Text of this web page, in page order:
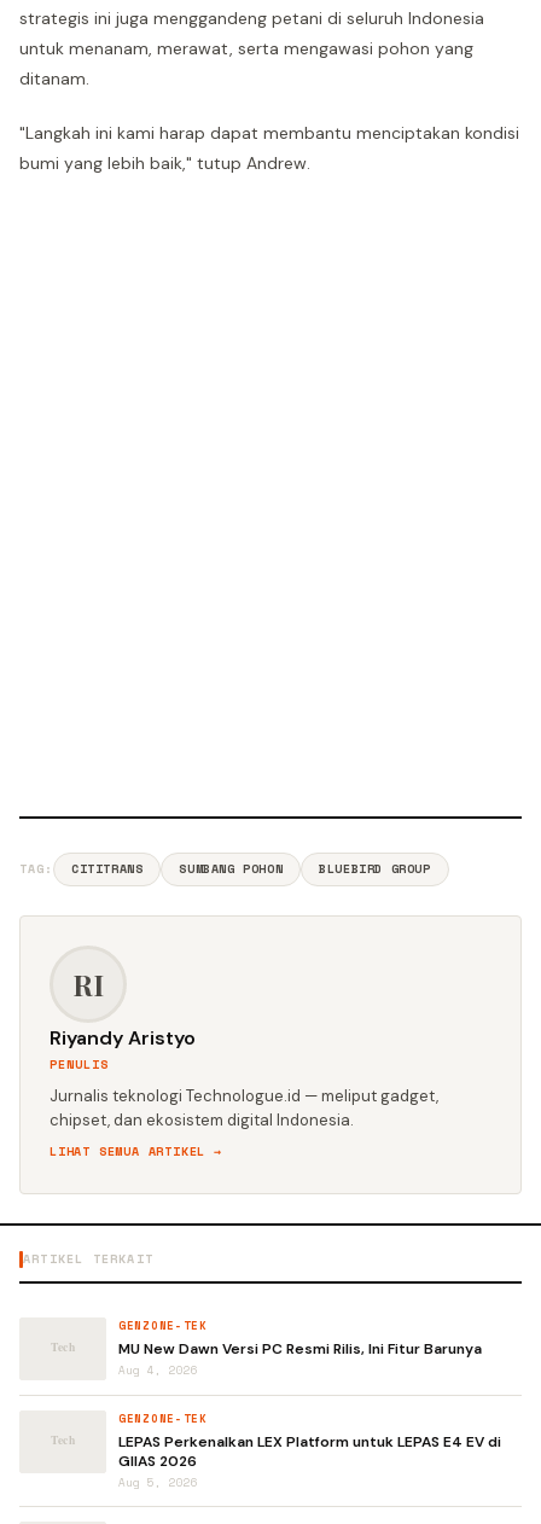
strategis ini juga menggandeng petani di seluruh Indonesia
untuk menanam, merawat, serta mengawasi pohon yang
ditanam.
"Langkah ini kami harap dapat membantu menciptakan kondisi
bumi yang lebih baik," tutup Andrew.
TAG: CITITRANS SUMBANG POHON BLUEBIRD GROUP
RI
Riyandy Aristyo
PENULIS
Jurnalis teknologi Technologue.id — meliput gadget,
chipset, dan ekosistem digital Indonesia.
LIHAT SEMUA ARTIKEL →
ARTIKEL TERKAIT
GENZONE-TEK
MU New Dawn Versi PC Resmi Rilis, Ini Fitur Barunya
Aug 4, 2026
GENZONE-TEK
LEPAS Perkenalkan LEX Platform untuk LEPAS E4 EV di
GIIAS 2026
Aug 5, 2026